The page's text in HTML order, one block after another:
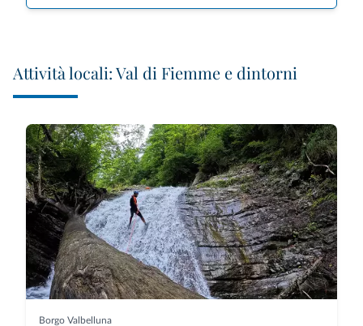
Attività locali: Val di Fiemme e dintorni
Borgo Valbelluna